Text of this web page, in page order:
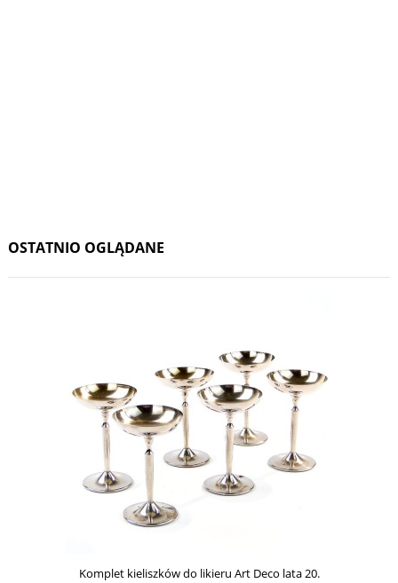
OSTATNIO OGLĄDANE
Komplet kieliszków do likieru Art Deco lata 20.